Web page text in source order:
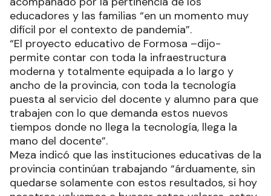
educadores y las familias “en un momento muy
difícil por el contexto de pandemia”.
“El proyecto educativo de Formosa –dijo-
permite contar con toda la infraestructura
moderna y totalmente equipada a lo largo y
ancho de la provincia, con toda la tecnología
puesta al servicio del docente y alumno para que
trabajen con lo que demanda estos nuevos
tiempos donde no llega la tecnología, llega la
mano del docente”.
Meza indicó que las instituciones educativas de la
provincia continúan trabajando “árduamente, sin
quedarse solamente con estos resultados, si hoy